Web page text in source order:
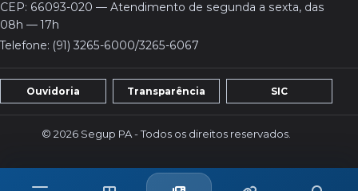
CEP: 66093-020 — Atendimento de segunda a sexta, das
08h — 17h
Telefone: (91) 3265-6000/3265-6067
Ouvidoria Transparência SIC
© 2026 Segup PA - Todos os direitos reservados.